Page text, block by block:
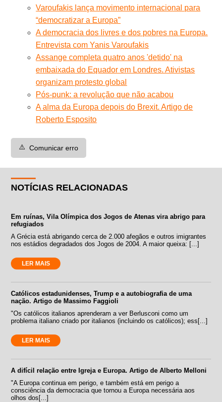
Varoufakis lança movimento internacional para
“democratizar a Europa”
A democracia dos livres e dos pobres na Europa.
Entrevista com Yanis Varoufakis
Assange completa quatro anos 'detido' na
embaixada do Equador em Londres. Ativistas
organizam protesto global
Pós-punk: a revolução que não acabou
A alma da Europa depois do Brexit. Artigo de
Roberto Esposito
⚠️ Comunicar erro
NOTÍCIAS RELACIONADAS
Em ruínas, Vila Olímpica dos Jogos de Atenas vira abrigo para
refugiados
A Grécia está abrigando cerca de 2.000 afegãos e outros imigrantes
nos estádios degradados dos Jogos de 2004. A maior queixa: [...]
LER MAIS
Católicos estadunidenses, Trump e a autobiografia de uma
nação. Artigo de Massimo Faggioli
"Os católicos italianos aprenderam a ver Berlusconi como um
problema italiano criado por italianos (incluindo os católicos); ess[...]
LER MAIS
A difícil relação entre Igreja e Europa. Artigo de Alberto Melloni
"A Europa continua em perigo, e também está em perigo a
consciência da democracia que tornou a Europa necessária aos
olhos dos[...]